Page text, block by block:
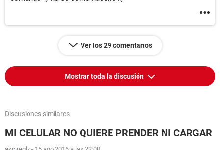
Ver los 29 comentarios
Mostrar toda la discusión
Discusiones similares
MI CELULAR NO QUIERE PRENDER NI CARGAR